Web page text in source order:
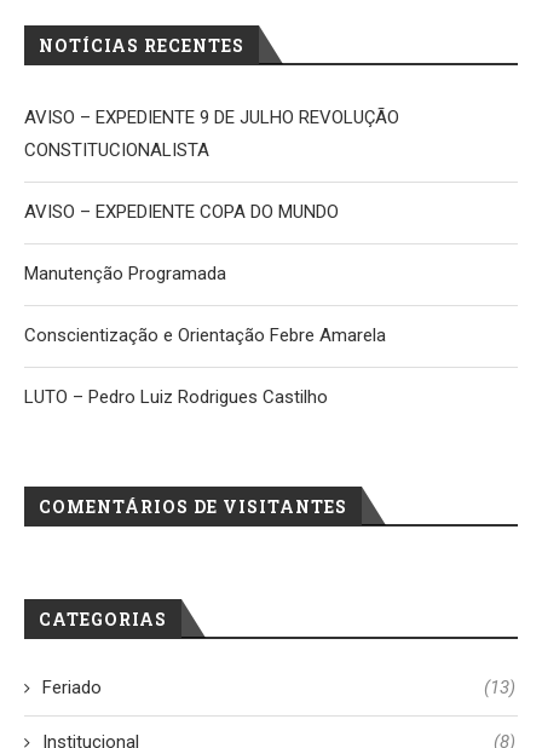
NOTÍCIAS RECENTES
AVISO – EXPEDIENTE 9 DE JULHO REVOLUÇÃO
CONSTITUCIONALISTA
AVISO – EXPEDIENTE COPA DO MUNDO
Manutenção Programada
Conscientização e Orientação Febre Amarela
LUTO – Pedro Luiz Rodrigues Castilho
COMENTÁRIOS DE VISITANTES
CATEGORIAS
Feriado (13)
Institucional (8)